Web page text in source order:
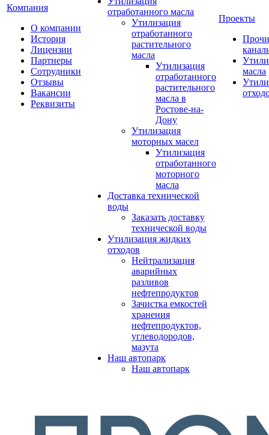
Компания
О компании
История
Лицензии
Партнеры
Сотрудники
Отзывы
Вакансии
Реквизиты
отработанного масла
Утилизация
отработанного
растительного
масла
Утилизация
отработанного
растительного
масла в
Ростове-на-
Дону
Утилизация
моторных масел
Утилизация
отработанного
моторного
масла
Доставка технической
воды
Заказать доставку
технической воды
Утилизация жидких
отходов
Нейтрализация
аварийных
разливов
нефтепродуктов
Зачистка емкостей
хранения
нефтепродуктов,
углеводородов,
мазута
Наш автопарк
Наш автопарк
Проекты
масла